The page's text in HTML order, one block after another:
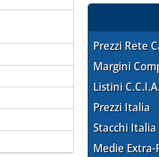
Prezzi Rete
Margini
Listini
Prezzi Italia
Stacchi Italia
Medie Extra-